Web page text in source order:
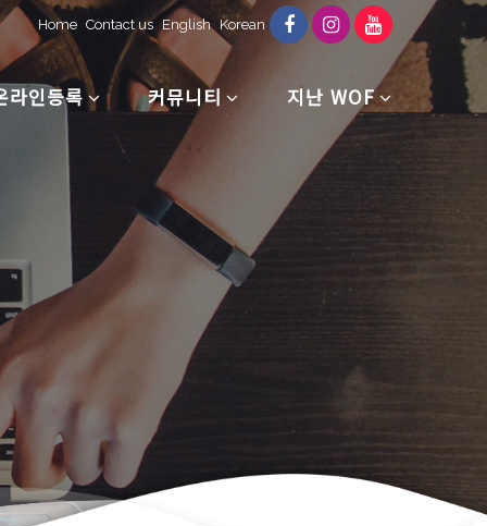
Home Contact us English Korean
라인등록 커뮤니티 지난 WOF